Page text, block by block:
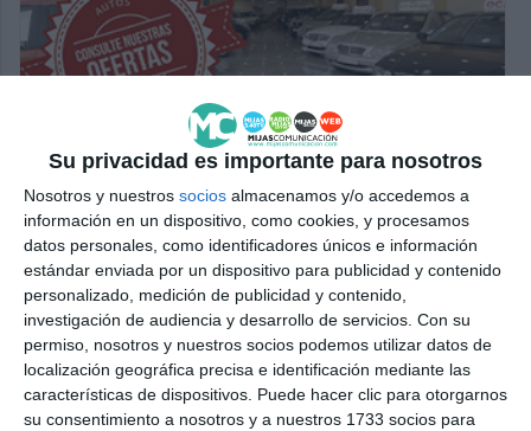
Su privacidad es importante para nosotros
Nosotros y nuestros socios almacenamos y/o accedemos a
información en un dispositivo, como cookies, y procesamos
datos personales, como identificadores únicos e información
estándar enviada por un dispositivo para publicidad y contenido
personalizado, medición de publicidad y contenido,
investigación de audiencia y desarrollo de servicios. Con su
permiso, nosotros y nuestros socios podemos utilizar datos de
localización geográfica precisa e identificación mediante las
características de dispositivos. Puede hacer clic para otorgarnos
su consentimiento a nosotros y a nuestros 1733 socios para